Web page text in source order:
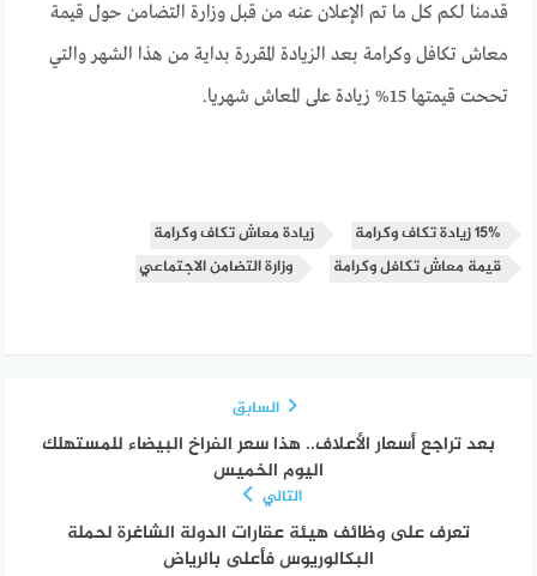
قدمنا لكم كل ما تم الإعلان عنه من قبل وزارة التضامن حول قيمة
معاش تكافل وكرامة بعد الزيادة المقررة بداية من هذا الشهر والتي
تححت قيمتها 15% زيادة على المعاش شهريا.
15% زيادة تكاف وكرامة
زيادة معاش تكاف وكرامة
قيمة معاش تكافل وكرامة
وزارة التضامن الاجتماعي
السابق
بعد تراجع أسعار الأعلاف.. هذا سعر الفراخ البيضاء للمستهلك
اليوم الخميس
التالي
تعرف على وظائف هيئة عقارات الدولة الشاغرة لحملة
البكالوريوس فأعلى بالرياض